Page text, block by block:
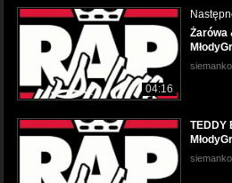
04:16
Żarówa
TEDDY